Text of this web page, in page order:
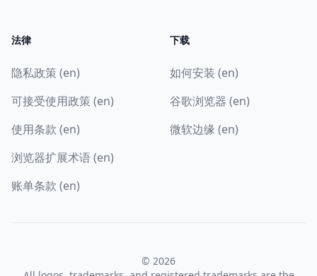
法律
隐私政策 (en)
可接受使用政策 (en)
使用条款 (en)
浏览器扩展术语 (en)
账单条款 (en)
下载
如何安装 (en)
谷歌浏览器 (en)
微软边缘 (en)
© 2026